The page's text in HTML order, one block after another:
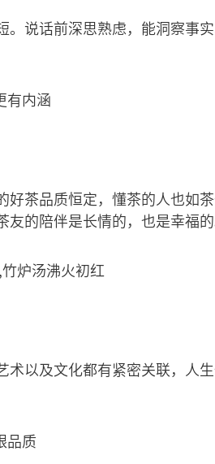
说话前深思熟虑，能洞察事
茶品质恒定，懂茶的人也如
的陪伴是长情的，也是幸福的
以及文化都有紧密关联，人